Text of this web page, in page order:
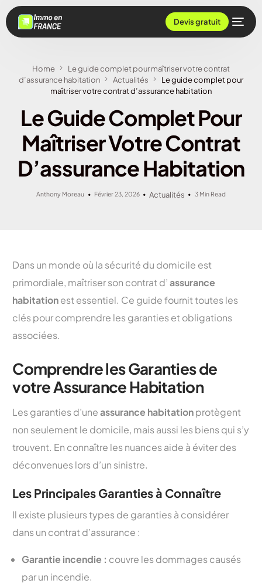
Devis gratuit
Home
Le guide complet pour maîtriser votre contrat
d’assurance habitation
Actualités
Le guide complet pour
maîtriser votre contrat d’assurance habitation
Le Guide Complet Pour
Maîtriser Votre Contrat
D’assurance Habitation
Anthony Moreau Février 23, 2026 Actualités 3 Min Read
Dans un monde où la sécurité du domicile est
primordiale, maîtriser son contrat d’assurance
habitationest essentiel. Ce guide fournit toutes les
clés pour comprendre les garanties et obligations
associées.
Comprendre les Garanties de
votre Assurance Habitation
Les garanties d’uneassurance habitationprotègent
non seulement le domicile, mais aussi les biens qui s’y
trouvent. En connaître les nuances aide à éviter des
déconvenues lors d’un sinistre.
Les Principales Garanties à Connaître
Il existe plusieurs types de garanties à considérer
dans un contrat d’assurance :
Garantie incendie : couvre les dommages causés
par un incendie.